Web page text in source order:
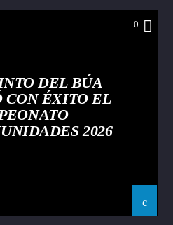
0
DEL BÚA
CON ÉXITO EL
2026